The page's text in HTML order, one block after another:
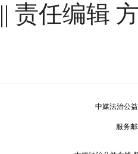
责任编辑
中媒法治公
服务